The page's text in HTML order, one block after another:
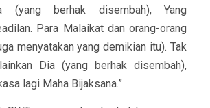
(yang berhak disembah), Yang
Para Malaikat dan orang-orang
menyatakan yang demikian itu). Tak
Dia (yang berhak disembah),
lagi Maha Bijaksana.”